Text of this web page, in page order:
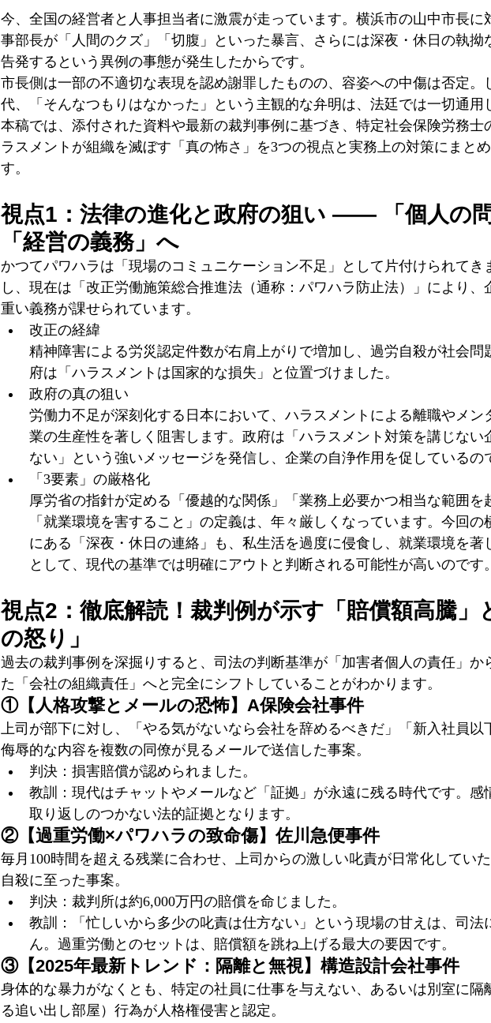
今、全国の経営者と人事担当者に激震が走っています。横浜市の山中市長に
事部長が「人間のクズ」「切腹」といった暴言、さらには深夜・休日の執拗
告発するという異例の事態が発生したからです。
市長側は一部の不適切な表現を認め謝罪したものの、容姿への中傷は否定。
代、「そんなつもりはなかった」という主観的な弁明は、法廷では一切通用
本稿では、添付された資料や最新の裁判事例に基づき、特定社会保険労務士
ラスメントが組織を滅ぼす「真の怖さ」を3つの視点と実務上の対策にまと
す。
視点1：法律の進化と政府の狙い —— 「個人の
「経営の義務」へ
かつてパワハラは「現場のコミュニケーション不足」として片付けられてき
し、現在は「改正労働施策総合推進法（通称：パワハラ防止法）」により、
重い義務が課せられています。
改正の経緯
精神障害による労災認定件数が右肩上がりで増加し、過労自殺が社会問
府は「ハラスメントは国家的な損失」と位置づけました。
政府の真の狙い
労働力不足が深刻化する日本において、ハラスメントによる離職やメン
業の生産性を著しく阻害します。政府は「ハラスメント対策を講じない
ない」という強いメッセージを発信し、企業の自浄作用を促しているの
「3要素」の厳格化
厚労省の指針が定める「優越的な関係」「業務上必要かつ相当な範囲を
「就業環境を害すること」の定義は、年々厳しくなっています。今回の
にある「深夜・休日の連絡」も、私生活を過度に侵食し、就業環境を著
として、現代の基準では明確にアウトと判断される可能性が高いのです。
視点2：徹底解読！裁判例が示す「賠償額高騰」
の怒り」
過去の裁判事例を深掘りすると、司法の判断基準が「加害者個人の責任」か
た「会社の組織責任」へと完全にシフトしていることがわかります。
①【人格攻撃とメールの恐怖】A保険会社事件
上司が部下に対し、「やる気がないなら会社を辞めるべきだ」「新入社員以
侮辱的な内容を複数の同僚が見るメールで送信した事案。
判決：損害賠償が認められました。
教訓：現代はチャットやメールなど「証拠」が永遠に残る時代です。感
取り返しのつかない法的証拠となります。
②【過重労働×パワハラの致命傷】佐川急便事件
毎月100時間を超える残業に合わせ、上司からの激しい叱責が日常化してい
自殺に至った事案。
判決：裁判所は約6,000万円の賠償を命じました。
教訓：「忙しいから多少の叱責は仕方ない」という現場の甘えは、司法
ん。過重労働とのセットは、賠償額を跳ね上げる最大の要因です。
③【2025年最新トレンド：隔離と無視】構造設計会社事件
身体的な暴力がなくとも、特定の社員に仕事を与えない、あるいは別室に隔
る追い出し部屋）行為が人格権侵害と認定。